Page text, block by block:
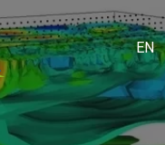
EN